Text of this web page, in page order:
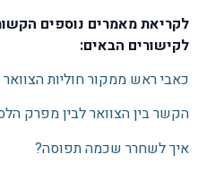
לקריאת מאמרים נוספים
לקישורים הבאים:
כאבי ראש ממקור חוליות הצוואר
הקשר בין הצוואר לבין מפרק
איך לשחרר שכמה תפוסה?